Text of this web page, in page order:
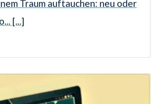
Traum auftauchen: neu oder
[...]